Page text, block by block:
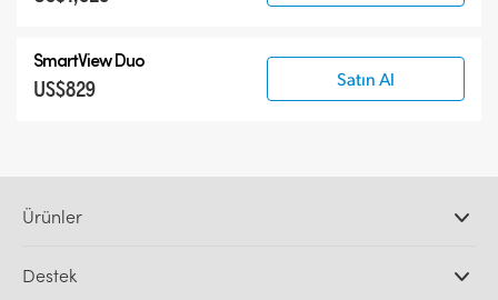
SmartView Duo
US$829 Satın Al
Ürünler
DaVinci Resolve ve Fusion Yazılımı
Destek